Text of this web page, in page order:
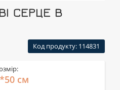
СЕРЦЕ В
Код продукту: 114831
см